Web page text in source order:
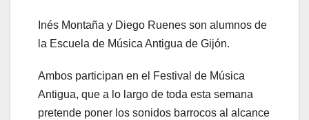
Inés Montaña y Diego Ruenes son alumnos de
la Escuela de Música Antigua de Gijón.
Ambos participan en el Festival de Música
Antigua, que a lo largo de toda esta semana
pretende poner los sonidos barrocos al alcance